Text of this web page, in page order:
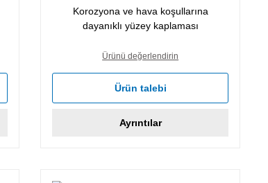
Korozyona ve hava koşullarına
dayanıklı yüzey kaplaması
Ürünü değerlendirin
Ürün talebi
Ayrıntılar